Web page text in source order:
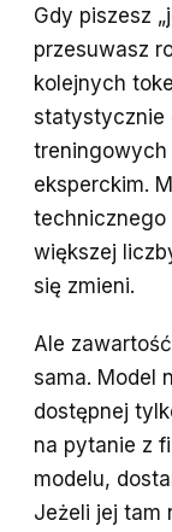
Gdy piszesz
przesuwasz
kolejnych
statystycznie
treningowych
eksperckim.
technicznego
większej
się zmieni.
Ale
sama. Model
dostępnej
na pytanie z
modelu,
Jeżeli jej tam